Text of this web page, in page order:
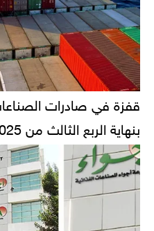
بنهاية الربع الثالث من 2025